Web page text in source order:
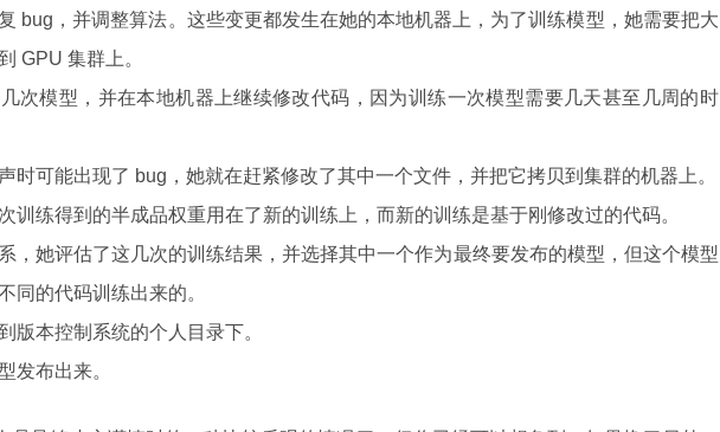
bug，并调整算法。这些变更都发生在她的本地机器上，为了训练模型，她需要把大
GPU 集群上。
次模型，并在本地机器上继续修改代码，因为训练一次模型需要几天甚至几周的时
时可能出现了 bug，她就在赶紧修改了其中一个文件，并把它拷贝到集群的机器上。
训练得到的半成品权重用在了新的训练上，而新的训练是基于刚修改过的代码。
，她评估了这几次的训练结果，并选择其中一个作为最终要发布的模型，但这个模型
同的代码训练出来的。
版本控制系统的个人目录下。
发布出来。